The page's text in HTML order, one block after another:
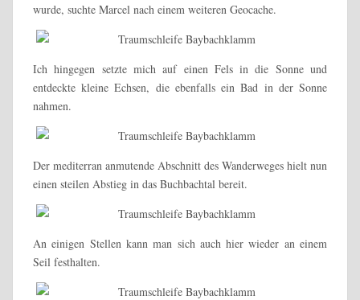
wurde, suchte Marcel nach einem weiteren Geocache.
Ich hingegen setzte mich auf einen Fels in die Sonne und
entdeckte kleine Echsen, die ebenfalls ein Bad in der Sonne
nahmen.
Der mediterran anmutende Abschnitt des Wanderweges hielt nun
einen steilen Abstieg in das Buchbachtal bereit.
An einigen Stellen kann man sich auch hier wieder an einem
Seil festhalten.